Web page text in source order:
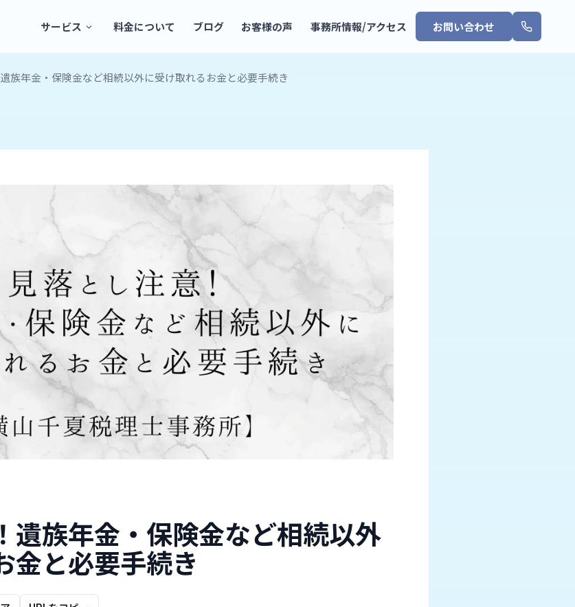
サービス 料金について ブログ お客様の声 事務所情報/アクセス お問い合わせ
族年金・保険金など相続以外に受け取れるお金と必要手続き
遺族年金・保険金など相続以外
金と必要手続き